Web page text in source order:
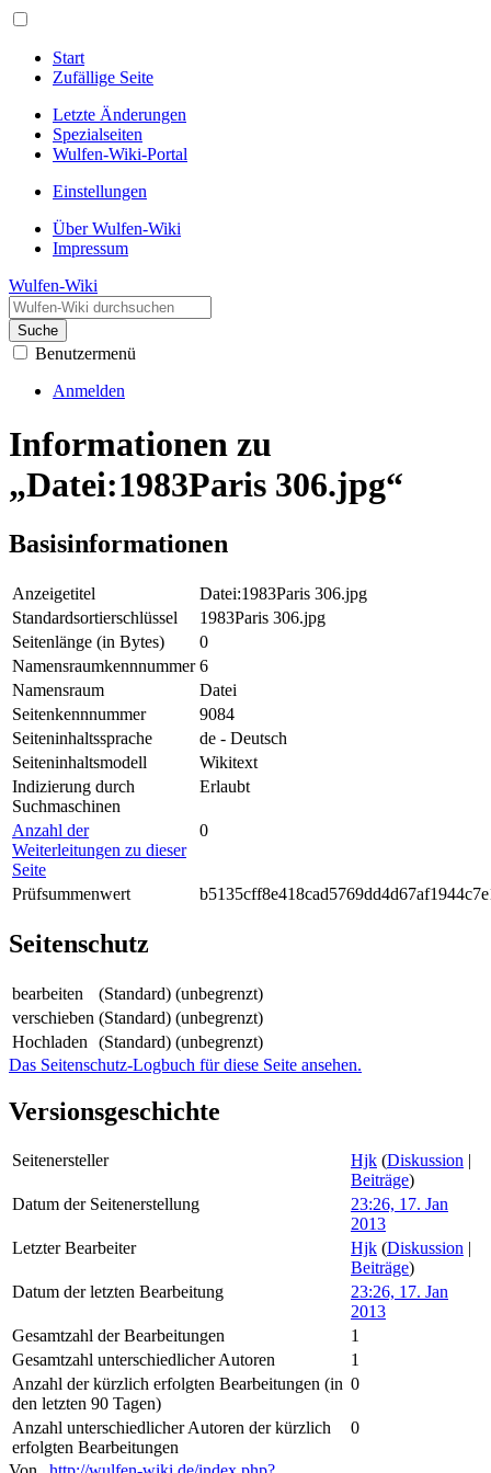
Start
Zufällige Seite
Letzte Änderungen
Spezialseiten
Wulfen-Wiki-Portal
Einstellungen
Über Wulfen-Wiki
Impressum
Wulfen-Wiki
Suche
Benutzermenü
Anmelden
Informationen zu
„Datei:1983Paris 306.jpg“
Basisinformationen
Anzeigetitel
Datei:1983Paris 306.jpg
Standardsortierschlüssel
1983Paris 306.jpg
Seitenlänge (in Bytes)
0
Namensraumkennnummer 6
Namensraum
Datei
Seitenkennnummer
9084
Seiteninhaltssprache
de - Deutsch
Seiteninhaltsmodell
Wikitext
Indizierung durch
Suchmaschinen
Erlaubt
Anzahl der
Weiterleitungen zu dieser
Seite
0
Prüfsummenwert
Seitenschutz
bearbeiten
(Standard) (unbegrenzt)
verschieben (Standard) (unbegrenzt)
Hochladen
(Standard) (unbegrenzt)
Das Seitenschutz-Logbuch für diese Seite ansehen.
Versionsgeschichte
Seitenersteller Hjk (Diskussion |
Beiträge)
Datum der Seitenerstellung
23:26, 17. Jan
2013
Letzter Bearbeiter
Hjk (Diskussion |
Beiträge)
Datum der letzten Bearbeitung
23:26, 17. Jan
2013
Gesamtzahl der Bearbeitungen
1
Gesamtzahl unterschiedlicher Autoren
1
Anzahl der kürzlich erfolgten Bearbeitungen (in
den letzten 90 Tagen)
0
Anzahl unterschiedlicher Autoren der kürzlich
erfolgten Bearbeitungen
0